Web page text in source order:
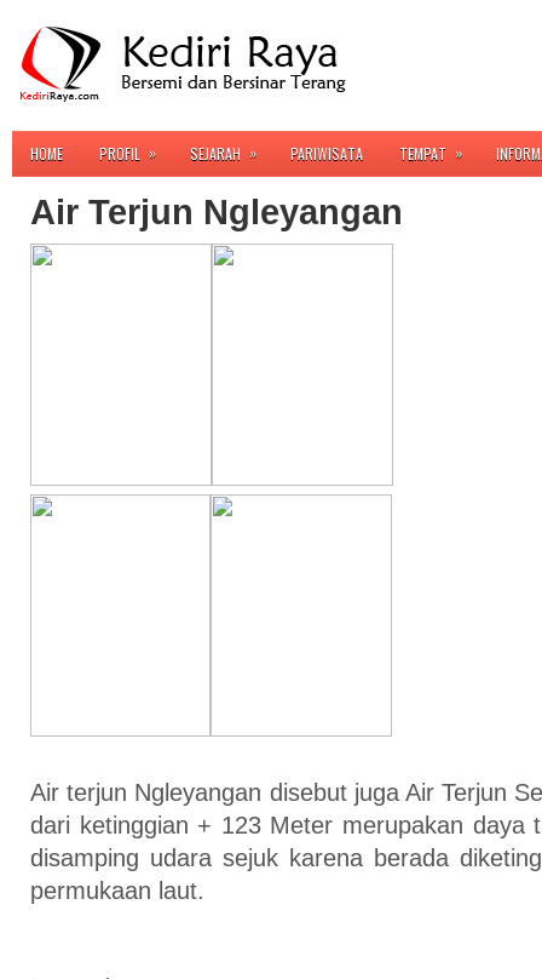
HOME PROFIL » SEJARAH » PARIWISATA TEMPAT »
Air Terjun Ngleyangan
Air terjun Ngleyangan disebut juga Air Terjun
dari ketinggian + 123 Meter merupakan daya
disamping udara sejuk karena berada
permukaan laut.